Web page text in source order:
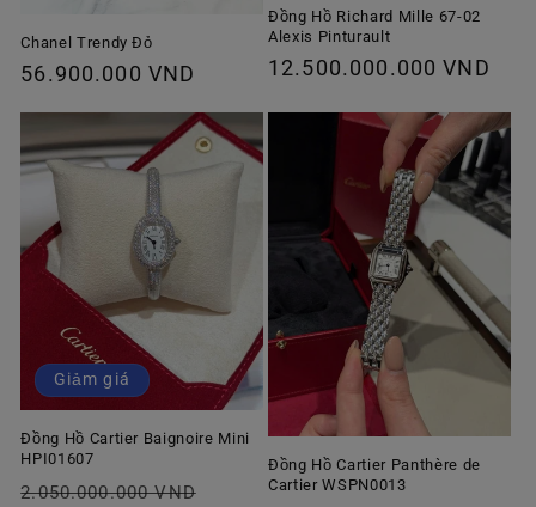
Chanel Trendy Đỏ
Giá
thường
56.900.000 VND
Đồng Hồ Richard Mille 67-02
Alexis Pinturault
Giá
12.500.000.000 VND
Giảm giá
Đồng Hồ Cartier Baignoire Mini
HPI01607
Giá
2.050.000.000 VND
Đồng Hồ Cartier Panthère de
Cartier WSPN0013